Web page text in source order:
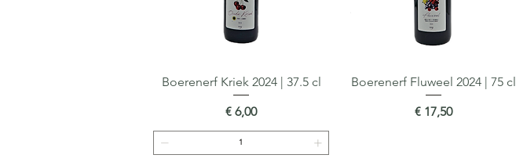
Snel overzicht
Boerenerf Kriek 2024 | 37.5 cl
Prijs
€ 6,00
Snel overzicht
Boerenerf Fluweel 2024 | 75 cl
Prijs
€ 17,50